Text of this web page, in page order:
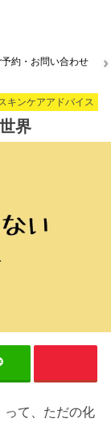
予約・お問い合わせ
スキンケアアドバイス
界
って、ただの化